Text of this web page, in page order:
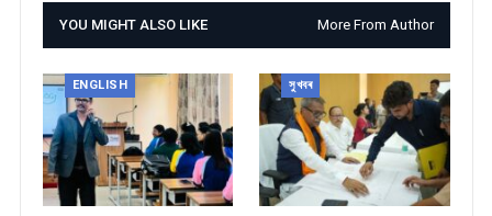
YOU MIGHT ALSO LIKE More From Author
ENGLISH সুখবৰ